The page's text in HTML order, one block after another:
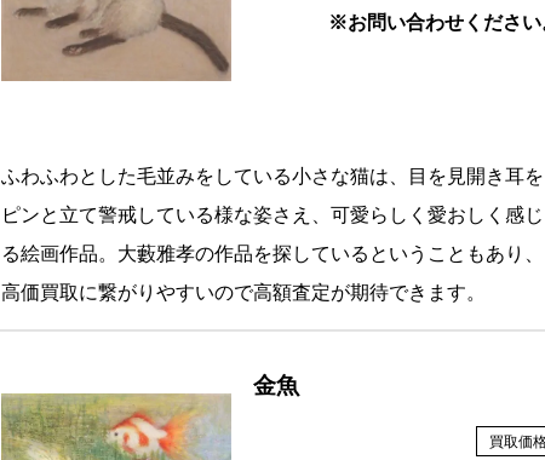
※お問い合わせください
ふわふわとした毛並みをしている小さな猫は、目を見開き耳を
ピンと立て警戒している様な姿さえ、可愛らしく愛おしく感じ
る絵画作品。大藪雅孝の作品を探しているということもあり、
高価買取に繋がりやすいので高額査定が期待できます。
金魚
買取価